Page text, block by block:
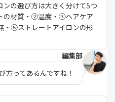
ンの選び方は大きく分けて5つ
の材質・②温度・③ヘアケア
⑤ストレートアイロンの形
編集部
方ってあるんですね！